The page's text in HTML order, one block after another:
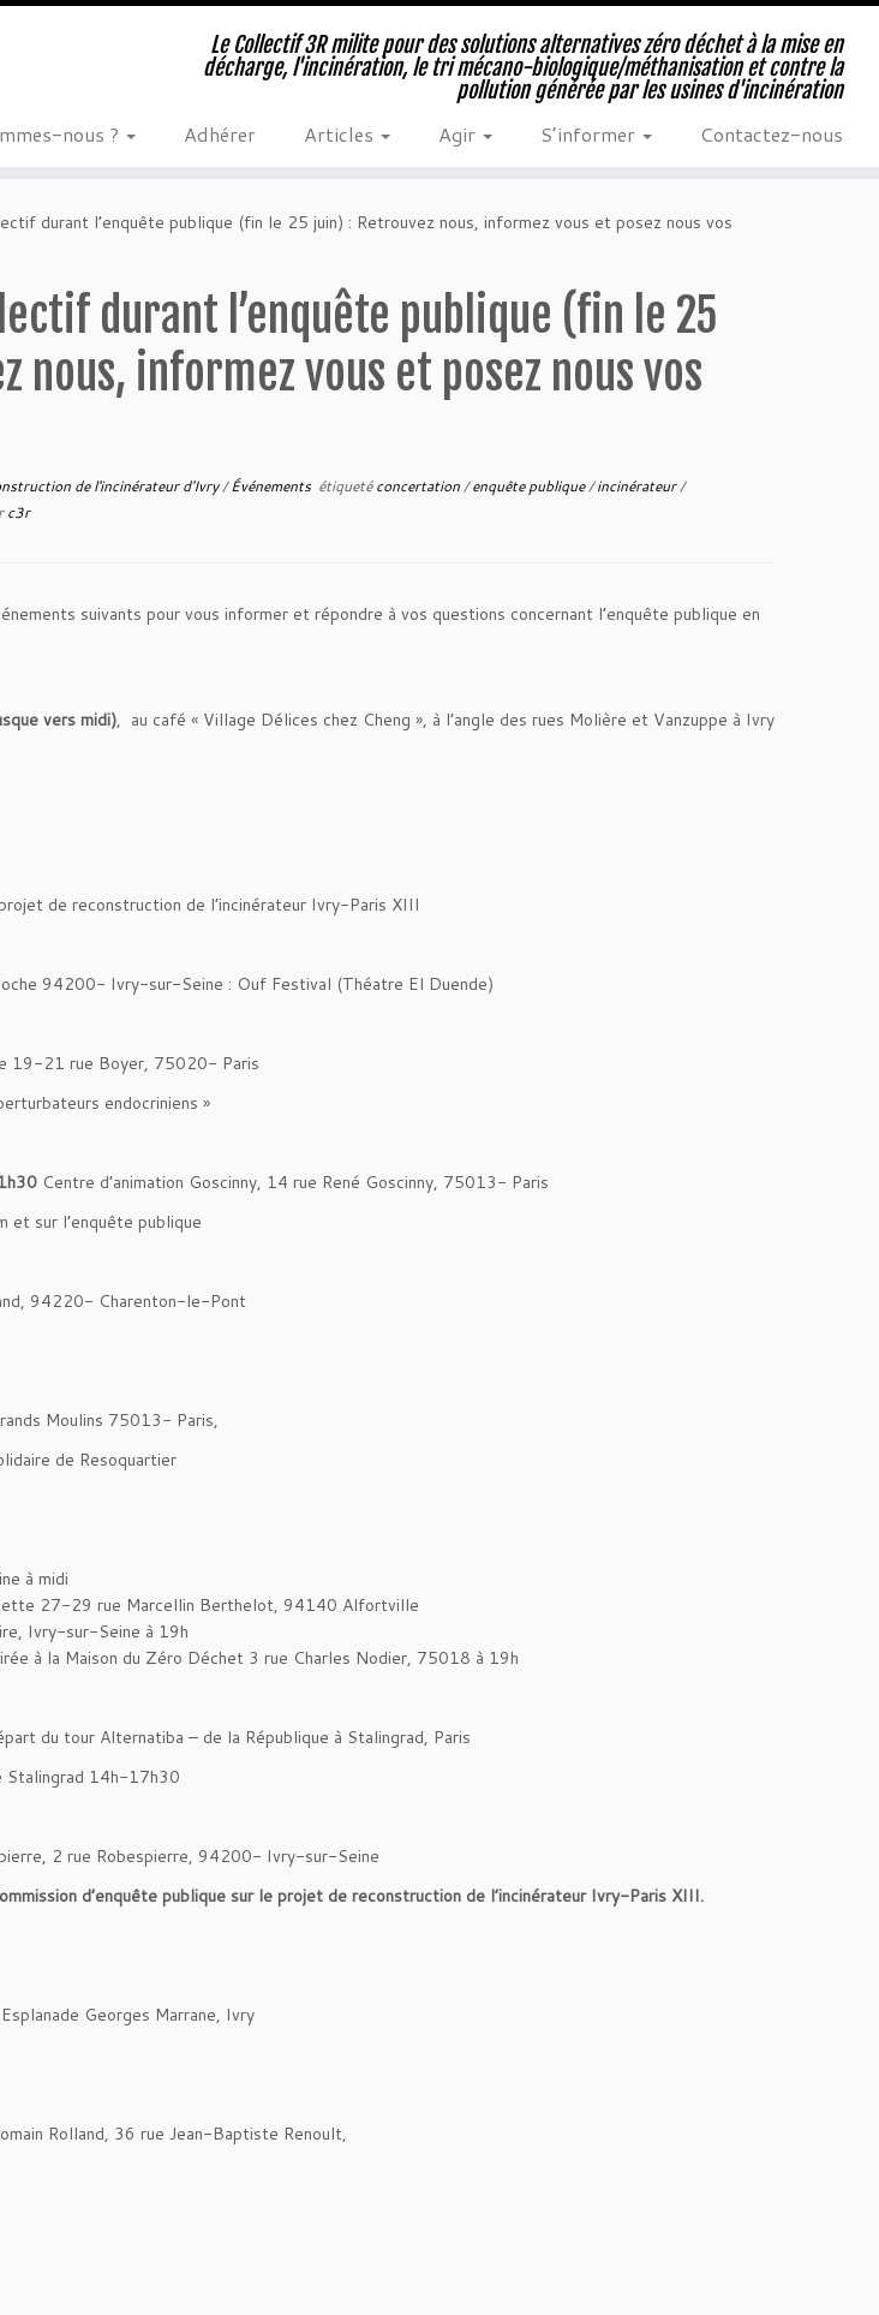
Le Collectif 3R milite pour des solutions alternatives zéro déchet à la mise en
décharge, l'incinération, le tri mécano-biologique/méthanisation et contre la
pollution générée par les usines d'incinération
nous ? Adhérer Articles Agir S’informer Contactez-nous
durant l’enquête publique (fin le 25 juin) : Retrouvez nous, informez vous et posez nous vos
durant l’enquête publique (fin le 25
nous, informez vous et posez nous vos
de l'incinérateur d'Ivry/Événements étiquetéconcertation/enquête publique/incinérateur/
c3r
suivants pour vous informer et répondre à vos questions concernant l’enquête publique en
vers midi), au café « Village Délices chez Cheng », à l’angle des rues Molière et Vanzuppe à Ivry
de reconstruction de l’incinérateur Ivry-Paris XIII
94200- Ivry-sur-Seine : Ouf Festival (Théatre El Duende)
19-21 rue Boyer, 75020- Paris
endocriniens »
Centre d’animation Goscinny, 14 rue René Goscinny, 75013- Paris
et sur l’enquête publique
94220- Charenton-le-Pont
Moulins 75013- Paris,
de Resoquartier
à midi
27-29 rue Marcellin Berthelot, 94140 Alfortville
Ivry-sur-Seine à 19h
à la Maison du Zéro Déchet 3 rue Charles Nodier, 75018 à 19h
du tour Alternatiba – de la République à Stalingrad, Paris
Stalingrad 14h-17h30
2 rue Robespierre, 94200- Ivry-sur-Seine
d’enquête publique sur le projet de reconstruction de l’incinérateur Ivry-Paris XIII.
Esplanade Georges Marrane, Ivry
Rolland, 36 rue Jean-Baptiste Renoult,